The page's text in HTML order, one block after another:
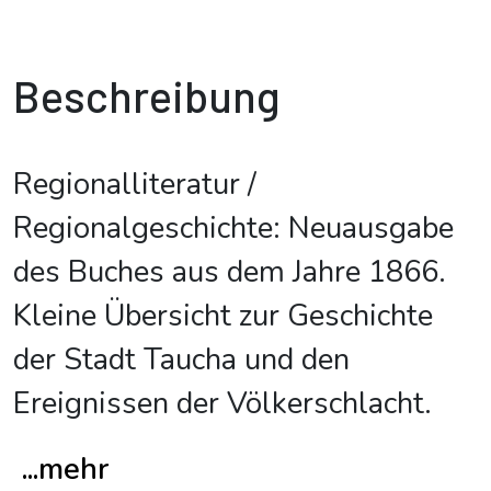
Beschreibung
Regionalliteratur /
Regionalgeschichte: Neuausgabe
des Buches aus dem Jahre 1866.
Kleine Übersicht zur Geschichte
der Stadt Taucha und den
Ereignissen der Völkerschlacht.
...mehr